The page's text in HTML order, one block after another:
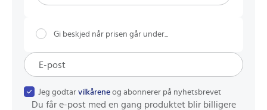
Gi beskjed når prisen går under...
Jeg godtar vilkårene og abonnerer på nyhetsbrevet
Du får e-post med en gang produktet blir billigere